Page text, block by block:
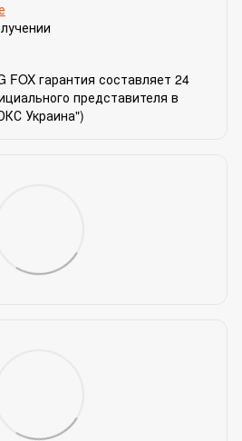
гарантия составляет 24
представителя в
Украина")